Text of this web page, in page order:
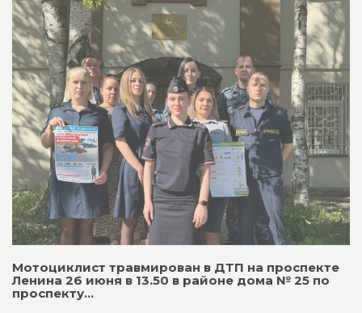
Мотоциклист травмирован в ДТП на проспекте
Ленина 26 июня в 13.50 в районе дома № 25 по
проспекту...